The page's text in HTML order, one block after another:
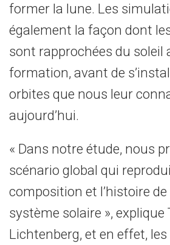
former la lune. Les
également la façon dont
sont rapprochées du soleil
formation, avant de
orbites que nous leur
aujourd’hui.
« Dans notre étude, nous
scénario global qui
composition et l’histoire
système solaire », explique
Lichtenberg, et en effet,